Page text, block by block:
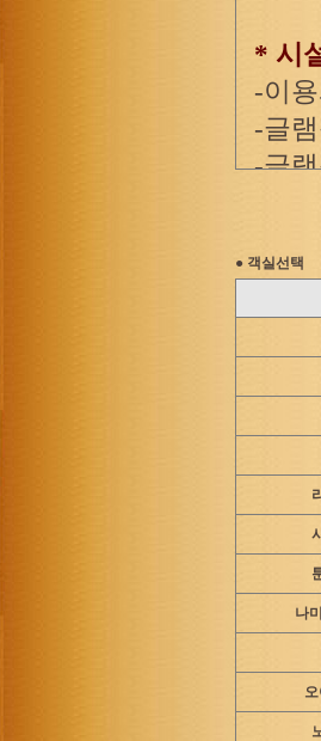
* 시
-이
-글
-글
* 이
- 퇴
- 객
바랍
- 이
관
- 쓰
니다.
- 미
- 반
1.
2.
3. 다
● 객실선택
나